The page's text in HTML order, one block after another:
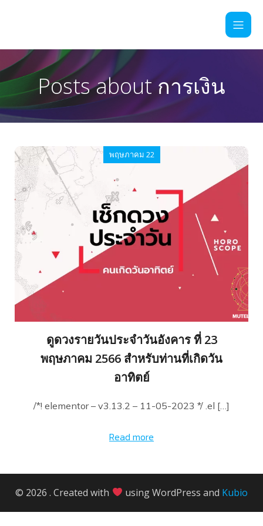
Posts about การเงิน
พฤษภาคม 22
ดูดวงรายวันประจำวันอังคาร ที่ 23
พฤษภาคม 2566 สำหรับท่านที่เกิดวัน
อาทิตย์
/*! elementor – v3.13.2 – 11-05-2023 */ .el […]
Read more
© 2026 . Created with using WordPress and Kubio